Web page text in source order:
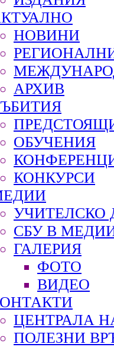
НОВИНИ
АРХИВ
ОБУЧЕНИЯ
КОНКУРСИ
УЧИТЕЛСКО
СБУ В
ГАЛЕРИЯ
ФОТО
ВИДЕО
ЦЕНТРАЛА
ПОЛЕЗНИ